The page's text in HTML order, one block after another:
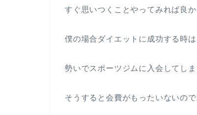
すぐ思いつくことやってみれば良
僕の場合ダイエットに成功する時は
勢いでスポーツジムに入会してしま
そうすると会費がもったいないので